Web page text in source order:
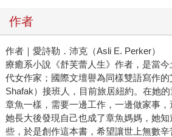
作者
作者｜愛詩勒．沛克（Asli E. Perker）
療癒系小說《舒芙蕾人生》作者，是當
代女作家；國際文壇譽為同樣雙語寫作
Shafak）接班人，目前旅居紐約。在她
章魚一樣，需要一邊工作，一邊做家事
她長大後發現自己也成了章魚媽媽，她
些，於是創作這本書，希望讓世上無數